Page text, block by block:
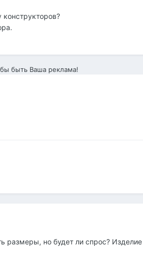
быть Ваша реклама!
размеры, но будет ли спрос?